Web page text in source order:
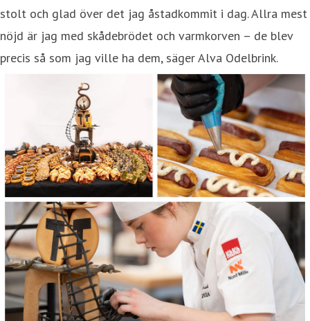
stolt och glad över det jag åstadkommit i dag. Allra mest
nöjd är jag med skådebrödet och varmkorven – de blev
precis så som jag ville ha dem, säger Alva Odelbrink.